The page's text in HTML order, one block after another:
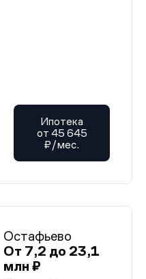
Ипотека
от 45 645
₽/мес.
Остафьево
От 7,2 до 23,1
млн ₽